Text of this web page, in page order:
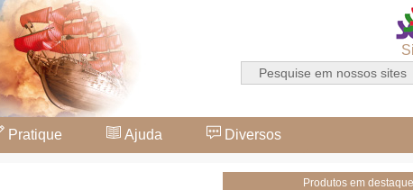
Pratique Ajuda Diversos
Produtos em destaque